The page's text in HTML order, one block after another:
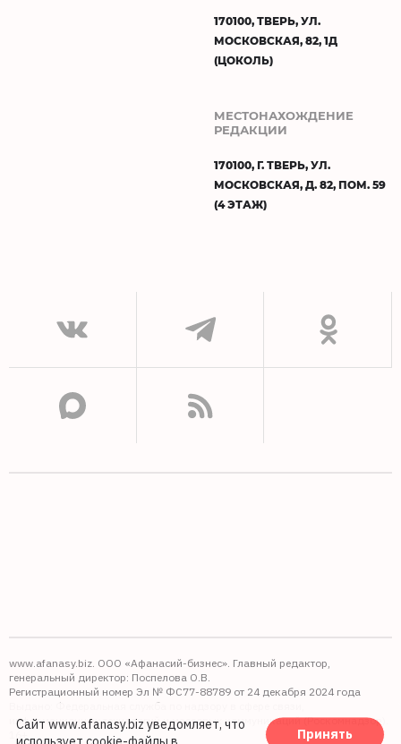
170100, ТВЕРЬ, УЛ.
МОСКОВСКАЯ, 82, 1Д
(ЦОКОЛЬ)
МЕСТОНАХОЖДЕНИЕ
РЕДАКЦИИ
170100, Г. ТВЕРЬ, УЛ.
МОСКОВСКАЯ, Д. 82, ПОМ. 59
(4 ЭТАЖ)
www.afanasy.biz. ООО «Афанасий-бизнес». Главный редактор,
генеральный директор: Поспелова О.В.
Регистрационный номер Эл № ФС77-88789 от 24 декабря 2024 года
Выдано: Федеральная служба по надзору в сфере связи,
информационных технологий и массовых коммуникаций (Роскомнадзор).
Сайт www.afanasy.biz уведомляет, что
Принять